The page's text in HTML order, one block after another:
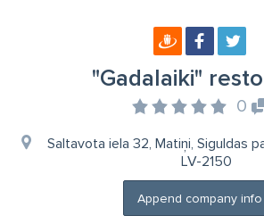
"Gadalaiki"
0
Saltavota iela 32, Matiņi, Siguldas
LV-2150
Append company info